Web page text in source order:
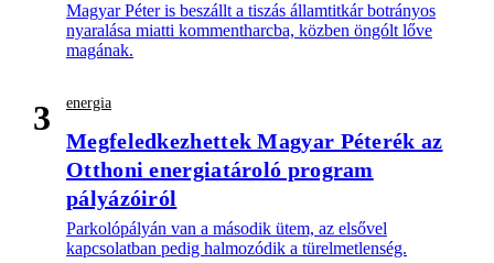
Magyar Péter is beszállt a tiszás államtitkár botrányos
nyaralása miatti kommentharcba, közben öngólt lőve
magának.
3 energia
Megfeledkezhettek Magyar Péterék az
Otthoni energiatároló program
pályázóiról
Parkolópályán van a második ütem, az elsővel
kapcsolatban pedig halmozódik a türelmetlenség.